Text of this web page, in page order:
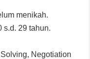
menikah.
s.d. 29 tahun.
Negotiation